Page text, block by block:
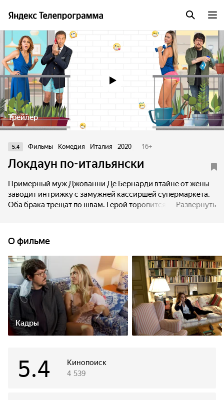
Трейлер
5.4 Фильмы Комедия Италия 2020 16+
Локдаун по-итальянски
Примерный муж Джованни Де Бернарди втайне от жены
заводит интрижку с замужней кассиршей супермаркета.
Оба брака трещат по швам. Герой торопится уйти к новой
проводить круглые сутки под одной крышей. Несмотря на
полную изоляцию, истории двух пар переплетаются
самым причудливым образом.
Развернуть
О фильме
Кадры
Кинопоиск
5.4 4 539